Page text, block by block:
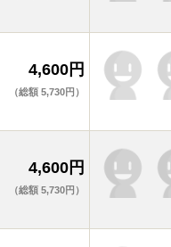
4,600円
（総額 5,730円）
4,600円
（総額 5,730円）